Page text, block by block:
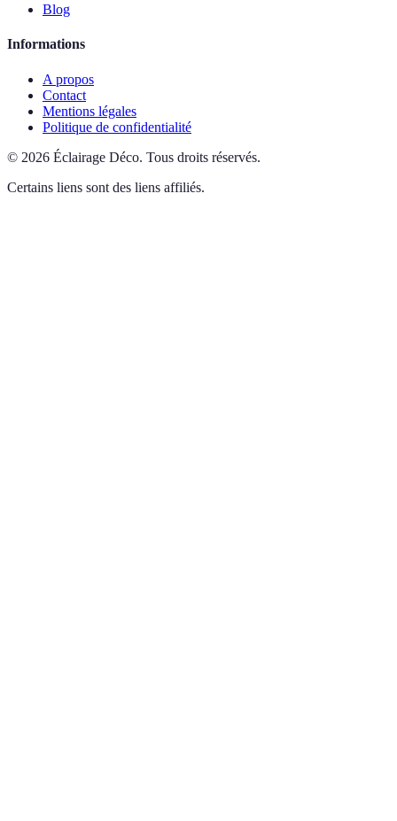
Blog
Informations
A propos
Contact
Mentions légales
Politique de confidentialité
© 2026 Éclairage Déco. Tous droits réservés.
Certains liens sont des liens affiliés.